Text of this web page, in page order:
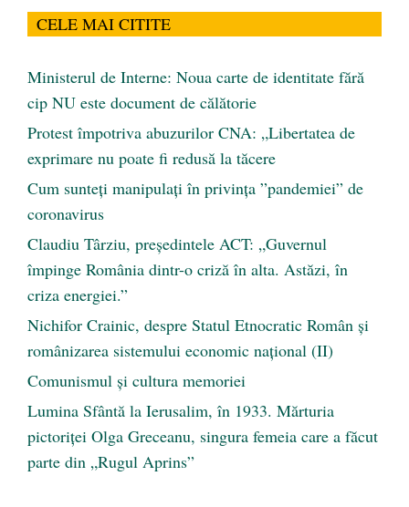
CELE MAI CITITE
Ministerul de Interne: Noua carte de identitate fără
cip NU este document de călătorie
Protest împotriva abuzurilor CNA: „Libertatea de
exprimare nu poate fi redusă la tăcere
Cum sunteți manipulați în privința ”pandemiei” de
coronavirus
Claudiu Târziu, președintele ACT: „Guvernul
împinge România dintr-o criză în alta. Astăzi, în
criza energiei.”
Nichifor Crainic, despre Statul Etnocratic Român şi
românizarea sistemului economic naţional (II)
Comunismul şi cultura memoriei
Lumina Sfântă la Ierusalim, în 1933. Mărturia
pictoriței Olga Greceanu, singura femeia care a făcut
parte din „Rugul Aprins”